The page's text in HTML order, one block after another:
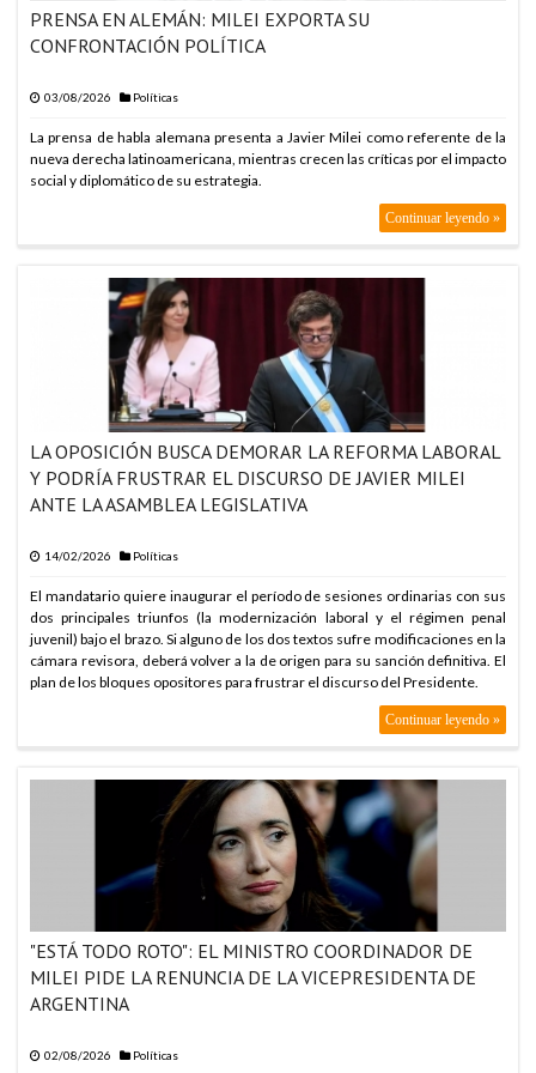
ARABIA SAUDITA, TURQUÍA Y PAKISTÁN FIRMAN PACTO DE
DEFENSA
DEFENSA
ARABIA SAUDITA, TURQUÍA Y PAKISTÁN FIRMAN PACTO DE
DEFENSA
ARABIA SAUDITA, TURQUÍA Y PAKISTÁN FIRMAN PACTO DE
ARABIA SAUDITA, TURQUÍA Y PAKISTÁN FIRMAN PACTO DE
ARABIA SAUDITA, TURQUÍA Y PAKISTÁN FIRMAN PACTO DE
ARABIA SAUDITA, TURQUÍA Y PAKISTÁN FIRMAN PACTO DE
DEFENSA
DEFENSA
ARABIA SAUDITA, TURQUÍA Y PAKISTÁN FIRMAN PACTO DE
DEFENSA
ARABIA SAUDITA, TURQUÍA Y PAKISTÁN FIRMAN PACTO DE
ARABIA SAUDITA, TURQUÍA Y PAKISTÁN FIRMAN PACTO DE
ARABIA SAUDITA, TURQUÍA Y PAKISTÁN FIRMAN PACTO DE
ARABIA SAUDITA, TURQUÍA Y PAKISTÁN FIRMAN PACTO DE
DEFENSA
DEFENSA
PRENSA EN ALEMÁN: MILEI EXPORTA SU
CONFRONTACIÓN POLÍTICA
03/08/2026 Políticas
La prensa de habla alemana presenta a Javier Milei como referente de la
nueva derecha latinoamericana, mientras crecen las críticas por el impacto
social y diplomático de su estrategia.
Continuar leyendo »
LA OPOSICIÓN BUSCA DEMORAR LA REFORMA LABORAL
Y PODRÍA FRUSTRAR EL DISCURSO DE JAVIER MILEI
ANTE LA ASAMBLEA LEGISLATIVA
14/02/2026 Políticas
El mandatario quiere inaugurar el período de sesiones ordinarias con sus
dos principales triunfos (la modernización laboral y el régimen penal
juvenil) bajo el brazo. Si alguno de los dos textos sufre modificaciones en la
cámara revisora, deberá volver a la de origen para su sanción definitiva. El
plan de los bloques opositores para frustrar el discurso del Presidente.
Continuar leyendo »
"ESTÁ TODO ROTO": EL MINISTRO COORDINADOR DE
MILEI PIDE LA RENUNCIA DE LA VICEPRESIDENTA DE
ARGENTINA
02/08/2026 Políticas